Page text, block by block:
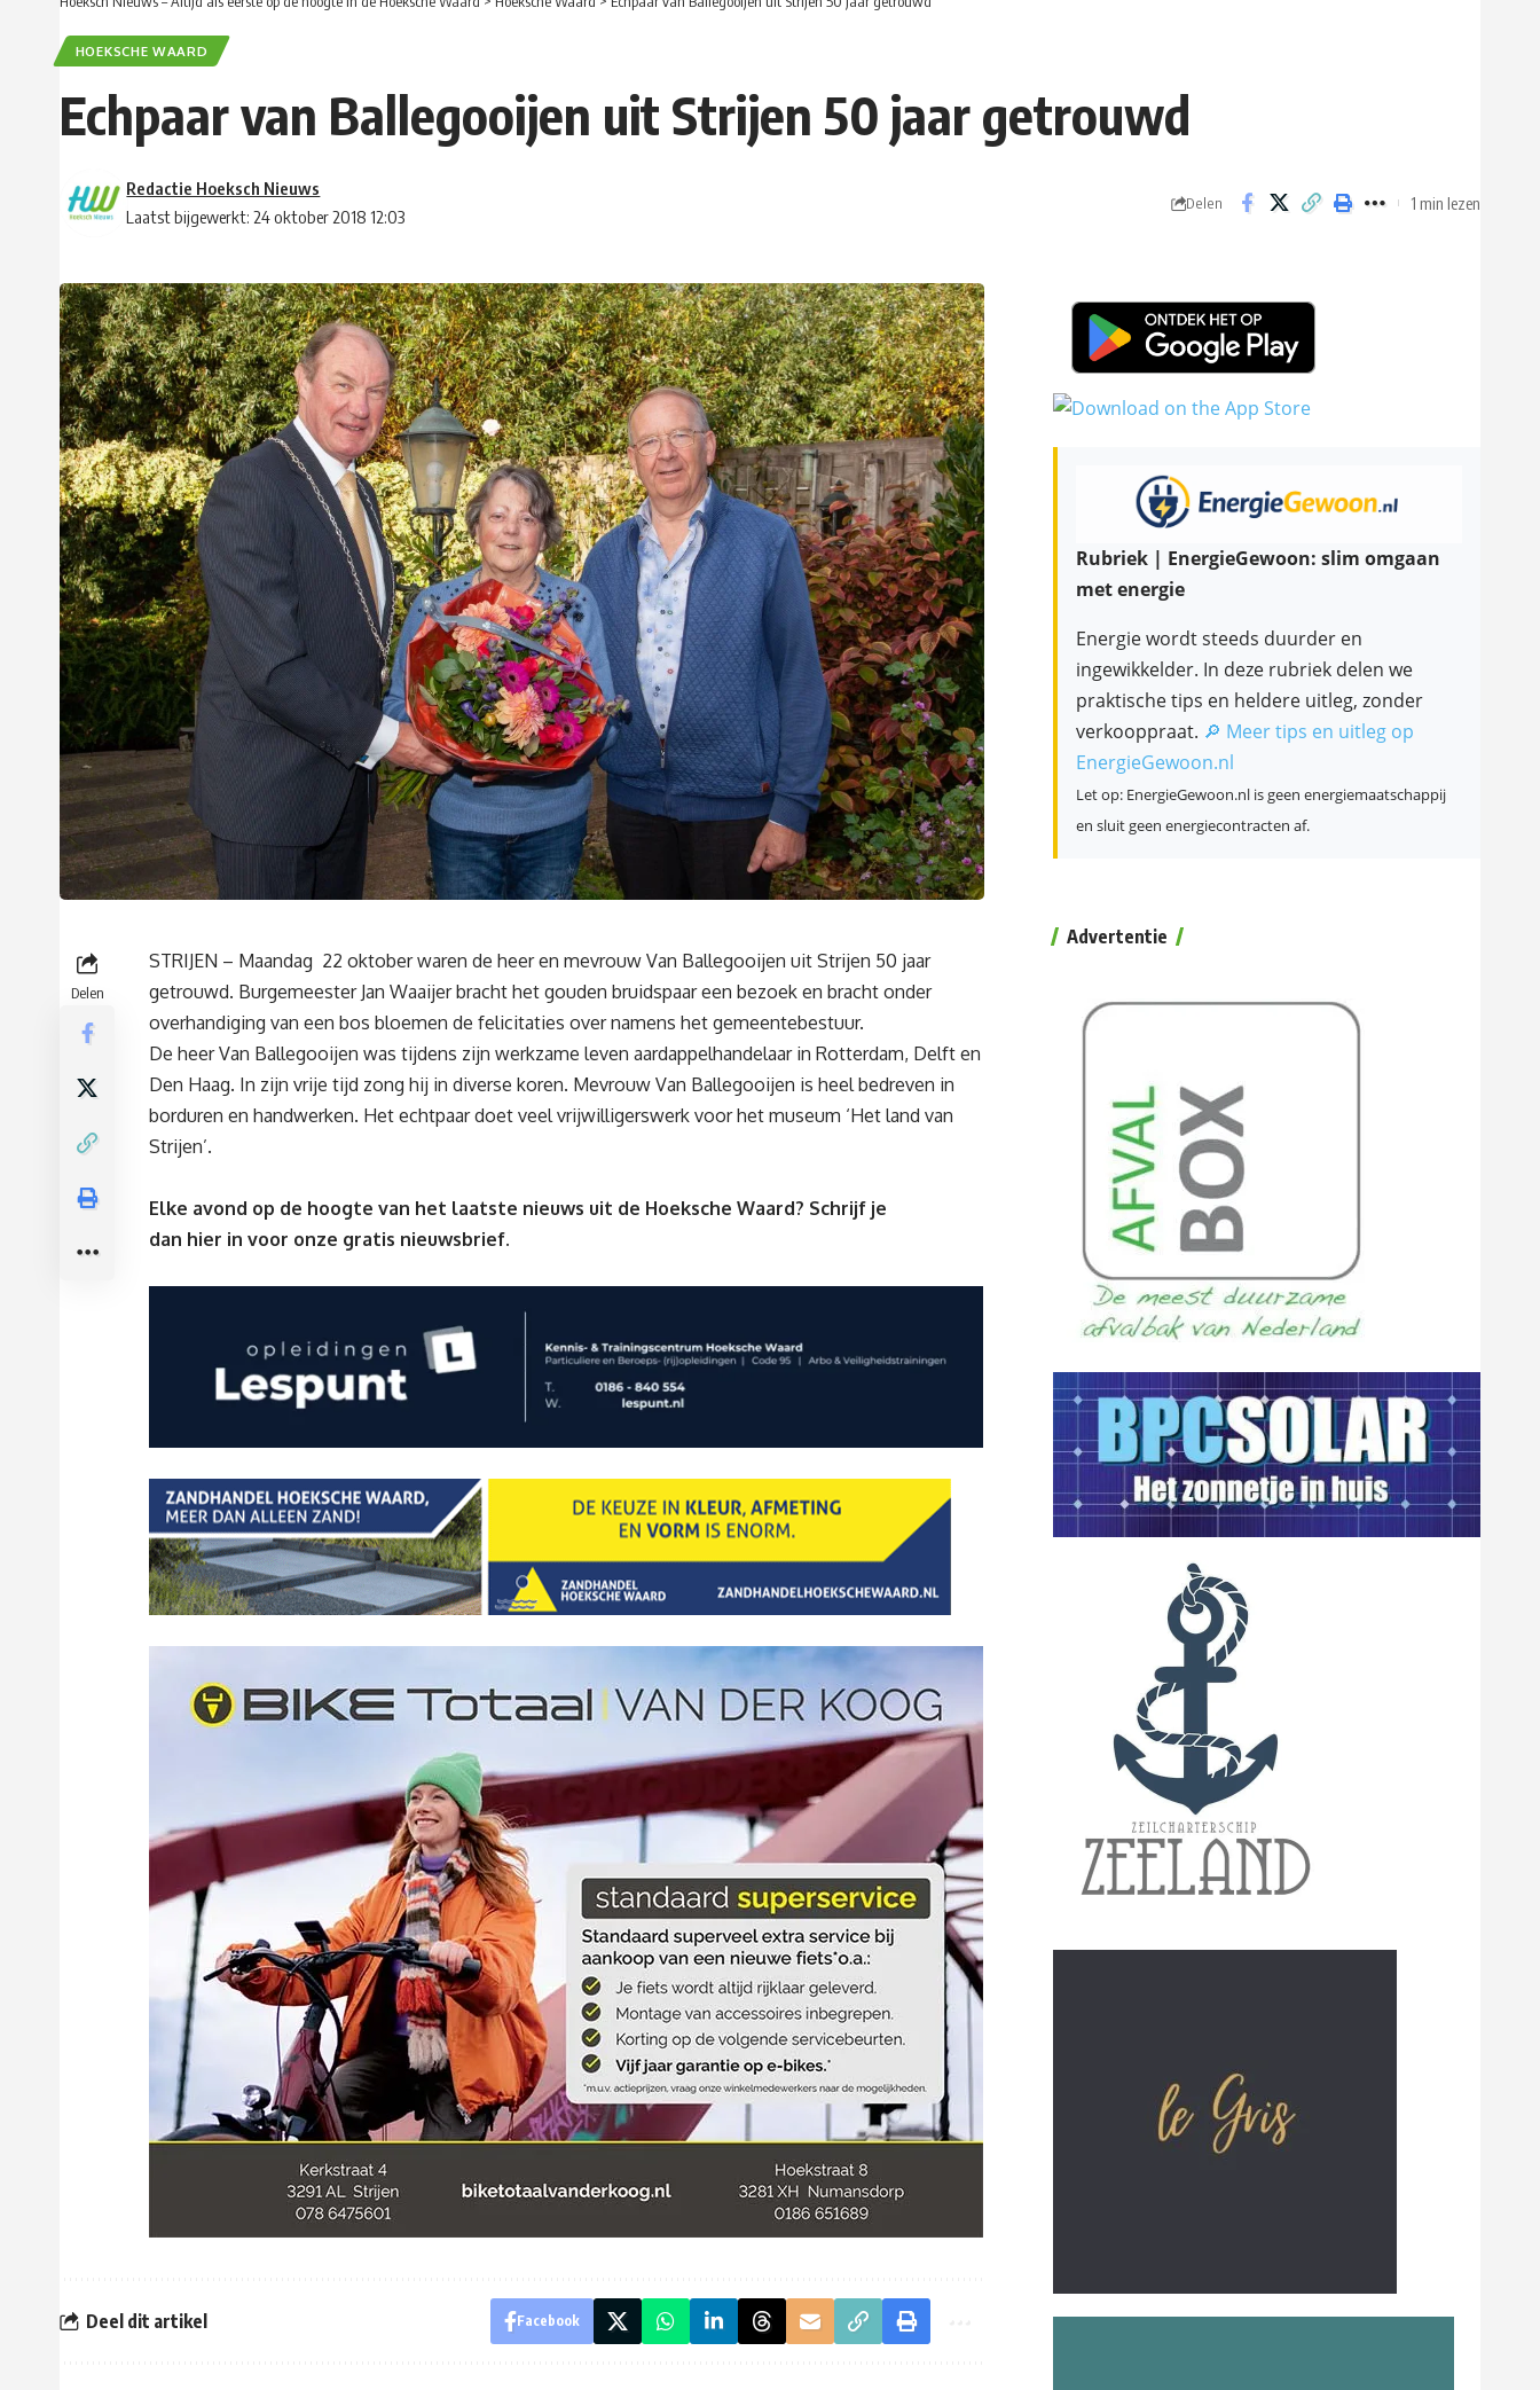
HOEKSCHE WAARD
Echpaar van Ballegooijen uit Strijen 50 jaar getrouwd
Laatst bijgewerkt: 24 oktober 2018 12:03
Redactie Hoeksch Nieuws
Delen 1 min lezen
Delen
STRIJEN – Maandag 22 oktober waren de heer en mevrouw Van Ballegooijen uit Strijen 50 jaar
getrouwd. Burgemeester Jan Waaijer bracht het gouden bruidspaar een bezoek en bracht onder
overhandiging van een bos bloemen de felicitaties over namens het gemeentebestuur.
De heer Van Ballegooijen was tijdens zijn werkzame leven aardappelhandelaar in Rotterdam, Delft en
Den Haag. In zijn vrije tijd zong hij in diverse koren. Mevrouw Van Ballegooijen is heel bedreven in
borduren en handwerken. Het echtpaar doet veel vrijwilligerswerk voor het museum ‘Het land van
Strijen’.
Elke avond op de hoogte van het laatste nieuws uit de Hoeksche Waard? Schrijf je
dan hier in voor onze gratis nieuwsbrief.
Deel dit artikel Facebook
Rubriek | EnergieGewoon: slim omgaan
met energie
Energie wordt steeds duurder en
ingewikkelder. In deze rubriek delen we
praktische tips en heldere uitleg, zonder
verkooppraat. 🔎 Meer tips en uitleg op
EnergieGewoon.nl
Let op: EnergieGewoon.nl is geen energiemaatschappij
en sluit geen energiecontracten af.
Advertentie